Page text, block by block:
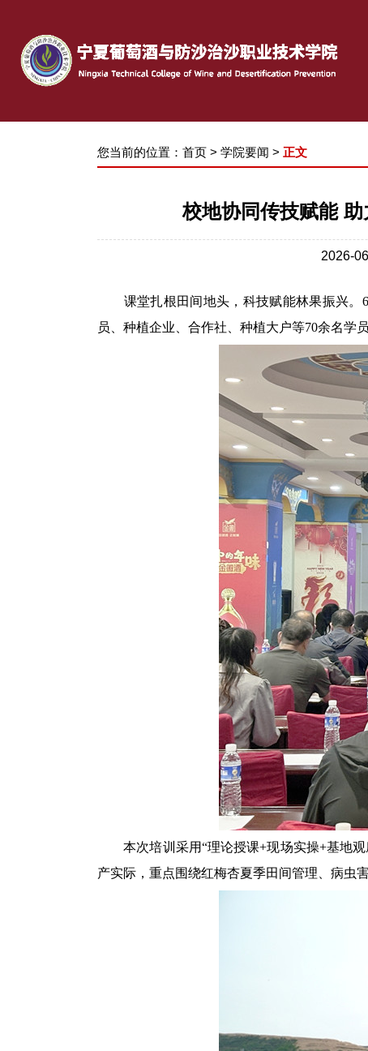
您当前的位置： 首页 > 学院要闻 > 正文
校地协同传技赋能
2026-
课堂扎根田间地头，科技赋能林果振兴。
员、种植企业、合作社、种植大户等70余名学
本次培训采用“理论授课+现场实操+基地观
产实际，重点围绕红梅杏夏季田间管理、病虫